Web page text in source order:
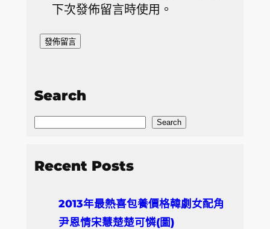
下次發佈留言時使用。
Search
S
a
Search
Recent Posts
2013年最熱喜包養價格韓劇女配角
尹恩情宋慧楚楚可憐(圖)